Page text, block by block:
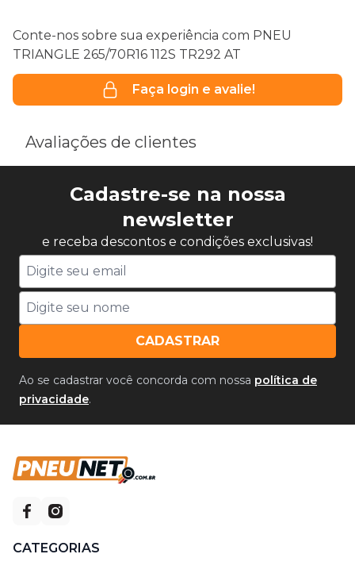
Conte-nos sobre sua experiência com PNEU
TRIANGLE 265/70R16 112S TR292 AT
Faça login e avalie!
Avaliações de clientes
Cadastre-se na nossa
newsletter
e receba descontos e condições exclusivas!
CADASTRAR
Ao se cadastrar você concorda com nossa política de
privacidade.
CATEGORIAS